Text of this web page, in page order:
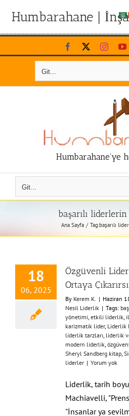
Humbarahane |
Skip
to
Facebook
Git...
Humbarahane'ye
Git...
başarılı
Ana Sayfa Tag:başarılı
18
06, 2025
Özgüvenli
Ortaya
By Kerem K. | Haziran
Nesil Liderlik | Tags:
yönetimi, etkili liderlik,
karizmatik lider, Liderlik
liderlik tarzları, liderlik
modern liderlik,
Sheryl Sandberg kitap,
liderler | Yorum yok
Liderlik, tarih
Machiavelli,
"İnsanlar ya